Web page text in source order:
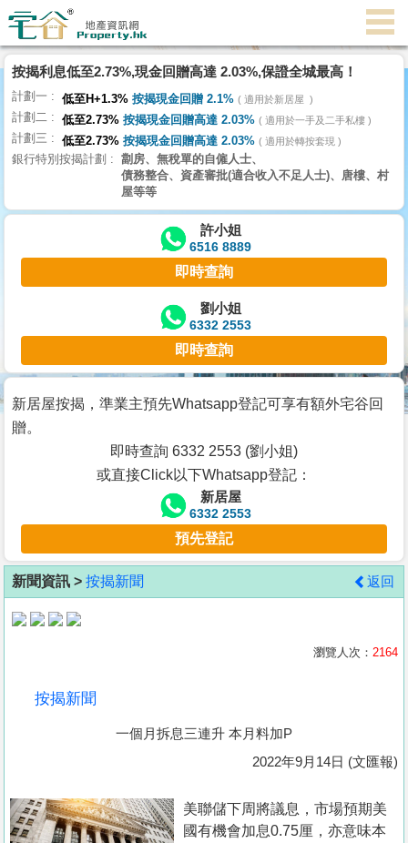
理
主
頁
搵
樓/
交
業
主
宅
谷
按
客
地
產
置
按揭利息低至2.73%,現金回贈高達 2.03%,保證全城最高！
計劃一 低至H+1.3% 按揭現金回贈 2.1% 適用於新居屋
計劃二 低至2.73% 按揭現金回贈高達 2.03% 適用於一手及二手私樓
計劃三 低至2.73% 按揭現金回贈高達 2.03% 適用於轉按套現
銀行特別按揭計劃
劏房、無稅單的自僱人士、
債務整合、資產審批(適合收入不足人士)、唐樓、村
屋等等
許小姐
6516 8889
即時查詢
劉小姐
6332 2553
即時查詢
新居屋按揭，準業主預先Whatsapp登記可享有額外宅谷回
贈。
即時查詢 6332 2553 (劉小姐)
或直接Click以下Whatsapp登記：
新居屋
6332 2553
預先登記
新聞資訊 > 按揭新聞 返回
瀏覽人次： 2164
按揭新聞
一個月拆息三連升 本月料加P
2022年9月14日 (文匯報)
美聯儲下周將議息，市場預期美
國有機會加息0.75厘，亦意味本